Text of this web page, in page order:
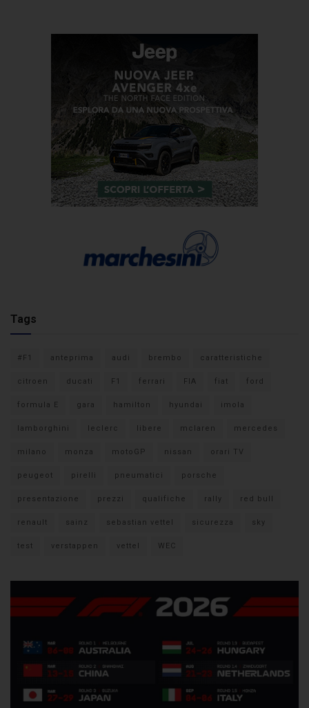
Tags
#F1 anteprima audi brembo caratteristiche
citroen ducati F1 ferrari FIA fiat ford
formula E gara hamilton hyundai imola
lamborghini leclerc libere mclaren mercedes
milano monza motoGP nissan orari TV
peugeot pirelli pneumatici porsche
presentazione prezzi qualifiche rally red bull
renault sainz sebastian vettel sicurezza sky
test verstappen vettel WEC